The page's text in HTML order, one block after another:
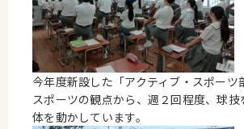
今年度新設した「アクティブ・スポーツ
スポーツの観点から、週２回程度、球
体を動かしています。